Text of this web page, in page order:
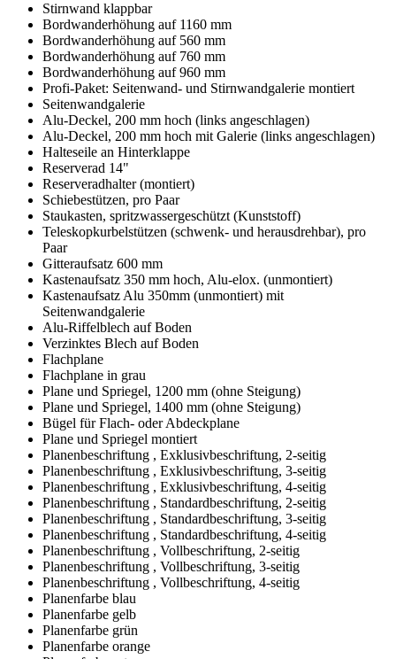
Stirnwand klappbar
Bordwanderhöhung auf 1160 mm
Bordwanderhöhung auf 560 mm
Bordwanderhöhung auf 760 mm
Bordwanderhöhung auf 960 mm
Profi-Paket: Seitenwand- und Stirnwandgalerie montiert
Seitenwandgalerie
Alu-Deckel, 200 mm hoch (links angeschlagen)
Alu-Deckel, 200 mm hoch mit Galerie (links angeschlagen)
Halteseile an Hinterklappe
Reserverad 14"
Reserveradhalter (montiert)
Schiebestützen, pro Paar
Staukasten, spritzwassergeschützt (Kunststoff)
Teleskopkurbelstützen (schwenk- und herausdrehbar), pro
Paar
Gitteraufsatz 600 mm
Kastenaufsatz 350 mm hoch, Alu-elox. (unmontiert)
Kastenaufsatz Alu 350mm (unmontiert) mit
Seitenwandgalerie
Alu-Riffelblech auf Boden
Verzinktes Blech auf Boden
Flachplane
Flachplane in grau
Plane und Spriegel, 1200 mm (ohne Steigung)
Plane und Spriegel, 1400 mm (ohne Steigung)
Bügel für Flach- oder Abdeckplane
Plane und Spriegel montiert
Planenbeschriftung , Exklusivbeschriftung, 2-seitig
Planenbeschriftung , Exklusivbeschriftung, 3-seitig
Planenbeschriftung , Exklusivbeschriftung, 4-seitig
Planenbeschriftung , Standardbeschriftung, 2-seitig
Planenbeschriftung , Standardbeschriftung, 3-seitig
Planenbeschriftung , Standardbeschriftung, 4-seitig
Planenbeschriftung , Vollbeschriftung, 2-seitig
Planenbeschriftung , Vollbeschriftung, 3-seitig
Planenbeschriftung , Vollbeschriftung, 4-seitig
Planenfarbe blau
Planenfarbe gelb
Planenfarbe grün
Planenfarbe orange